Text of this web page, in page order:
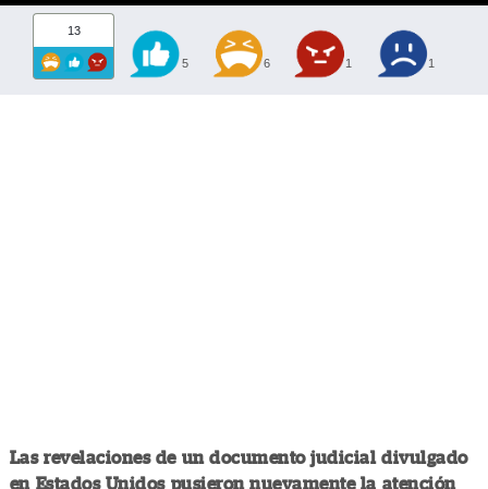
13
5 6 1 1
Las revelaciones de un documento judicial divulgado
en Estados Unidos pusieron nuevamente la atención